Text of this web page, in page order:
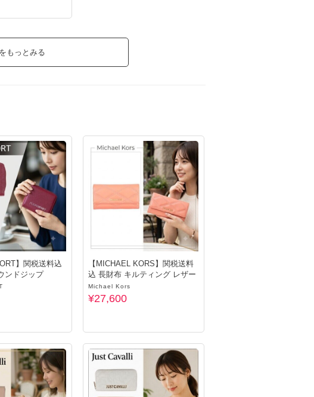
もっとみる
】関税送料込
ンドジップ
【MICHAEL KORS】関税送料
込 長財布 キルティング レザー
Michael Kors
¥27,600